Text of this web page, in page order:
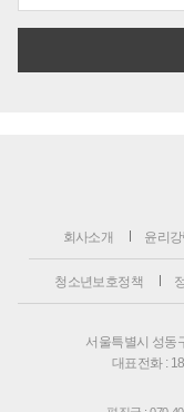
회사소개 윤리강
청소년보호정책
서울특별시 성동
대표전화 :